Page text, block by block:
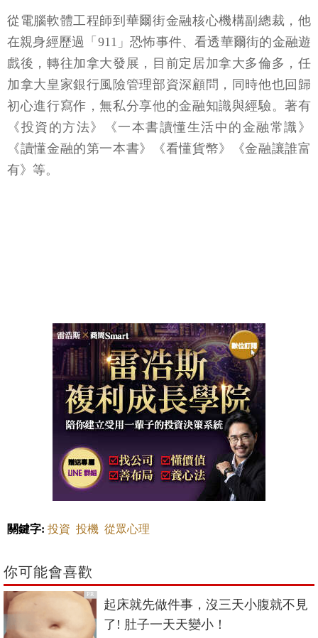
從電腦軟體工程師到華爾街金融核心機構副總裁，他
在親身經歷過「911」恐怖事件、看透華爾街的金融遊
戲後，轉往加拿大發展，目前定居加拿大多倫多，任
加拿大皇家銀行風險管理部資深顧問，同時他也回歸
初心進行寫作，無私分享他的金融知識與經驗。著有
《投資的方法》《一本書讀懂生活中的金融常識》
《讀懂金融的第一本書》《看懂貨幣》《金融讓誰富
有》等。
關鍵字: 投資 投機 從眾心理
你可能會喜歡
PR
起床就先做件事，沒三天小腹就不見
了! 肚子一天天變小！